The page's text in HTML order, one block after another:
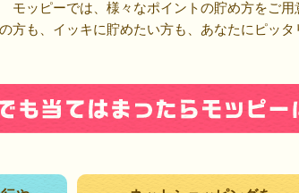
モッピーでは、様々なポイントの貯め方をご用
方も、イッキに貯めたい方も、あなたにピッタ